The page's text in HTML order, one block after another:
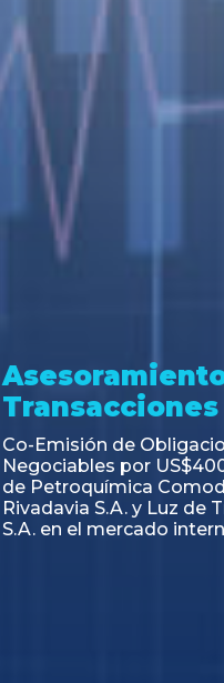
Transacciones
PAGBAM asesoró a
autorización para la
de los Certificados de
del Fideicomiso
Inmobiliario "Espacio